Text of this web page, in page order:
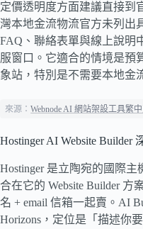
定價透明度方面建議直接到
灣本地金流物流官方未列出
FAQ、聯絡表單與線上說明
服窗口。它適合的情境是預
象站，特別是不需要本地金
來源：Webnode AI 網站架設工具繁
Hostinger AI Website Builder
Hostinger 是立陶宛的國際主
合在它的 Website Builder 方
名 + email 信箱一起賣。AI
Horizons，定位是「描述你